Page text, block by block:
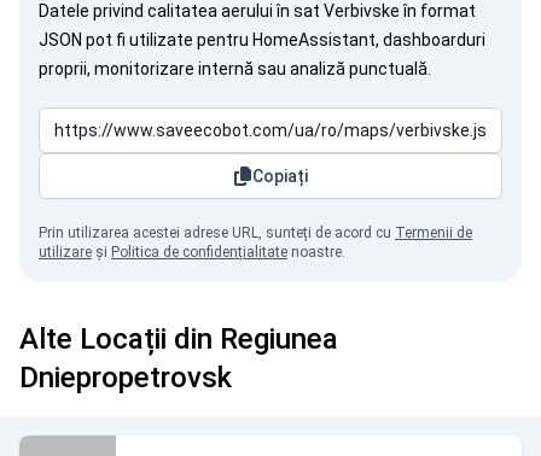
Datele privind calitatea aerului în sat Verbivske în format
JSON pot fi utilizate pentru HomeAssistant, dashboarduri
proprii, monitorizare internă sau analiză punctuală.
Copiați
Prin utilizarea acestei adrese URL, sunteți de acord cu Termenii de
utilizare și Politica de confidențialitate noastre.
Alte Locații din Regiunea
Dniepropetrovsk